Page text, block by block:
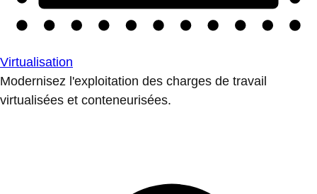
Virtualisation
Modernisez l'exploitation des charges de travail
virtualisées et conteneurisées.